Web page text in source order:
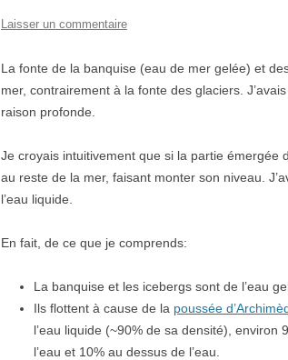
Laisser un commentaire
La fonte de la banquise (eau de mer gelée) et
mer, contrairement à la fonte des glaciers.
raison profonde.
Je croyais intuitivement que si la partie émergée
au reste de la mer, faisant monter son niveau.
l’eau liquide.
En fait, de ce que je comprends:
La banquise et les icebergs sont de l’eau
Ils flottent à cause de la poussée
l’eau liquide (~90% de sa densité),
l’eau et 10% au dessus de l’eau.